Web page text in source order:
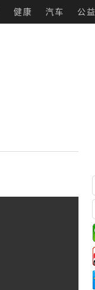
健康 汽车 公益